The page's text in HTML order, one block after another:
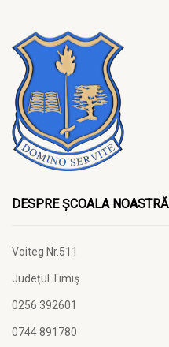
DESPRE ȘCOALA NOASTRĂ
Voiteg Nr.511
Județul Timiş
0256 392601
0744 891780